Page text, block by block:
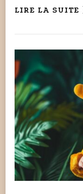
LIRE LA SUITE